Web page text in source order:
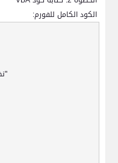
الكود الكامل للفورم:
"